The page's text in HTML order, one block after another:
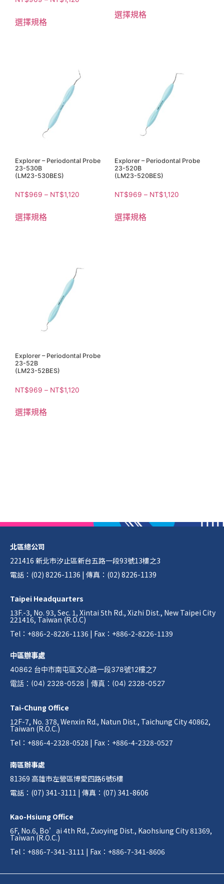
選擇規格
選擇規格
Explorer – Periodontal Probe
23-530B
(LM23-530BES)
NT$969 – NT$1,120
選擇規格
Explorer – Periodontal Probe
23-520B
(LM23-520BES)
NT$969 – NT$1,120
選擇規格
Explorer – Periodontal Probe
23-52B
(LM23-52BES)
NT$969 – NT$1,120
選擇規格
北區總公司
221416 新北市汐止區新台五路一段93號13樓之3
電話：(02) 8226-1136 | 傳真：(02) 8226-1139
Taipei Headquarters
13F.-3, No. 93, Sec. 1, Xintai 5th Rd., Xizhi Dist., New Taipei City
221416, Taiwan (R.O.C)
Tel：+886-2-8226-1136 | Fax：+886-2-8226-1139
中區辦事處
40862 台中市南屯區文心路一段378號12樓之7
電話 ： (04) 2328-0528 傳真 ： (04) 2328-0527
Tai-Chung Office
12F-7, No. 378, Wenxin Rd., Natun Dist., Taichung City 40862,
Taiwan (R.O.C.)
Tel：+886-4-2328-0528 | Fax：+886-4-2328-0527
南區辦事處
81369 高雄市左營區博愛四路6號6樓
電話：(07) 341-3111 | 傳真：(07) 341-8606
Kao-Hsiung Office
6F, No.6, Bo’ai 4th Rd., Zuoying Dist., Kaohsiung City 81369,
Taiwan (R.O.C.)
Tel：+886-7-341-3111 | Fax：+886-7-341-8606